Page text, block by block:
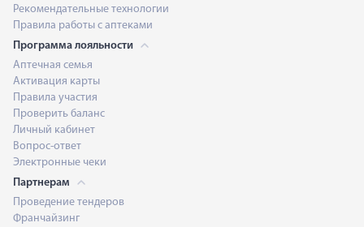
Рекомендательные технологии
Правила работы с аптеками
Программа лояльности
Аптечная семья
Активация карты
Правила участия
Проверить баланс
Личный кабинет
Вопрос-ответ
Электронные чеки
Партнерам
Проведение тендеров
Франчайзинг